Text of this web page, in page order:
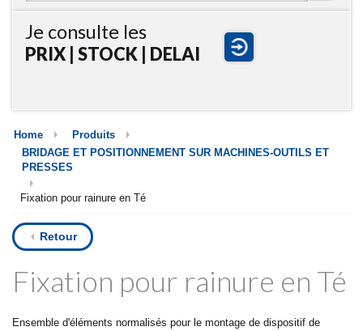
Je consulte les
PRIX | STOCK | DELAI
Home
Produits
BRIDAGE ET POSITIONNEMENT SUR MACHINES-OUTILS ET
PRESSES
Fixation pour rainure en Té
Retour
Fixation pour rainure en Té
Ensemble d'éléments normalisés pour le montage de dispositif de